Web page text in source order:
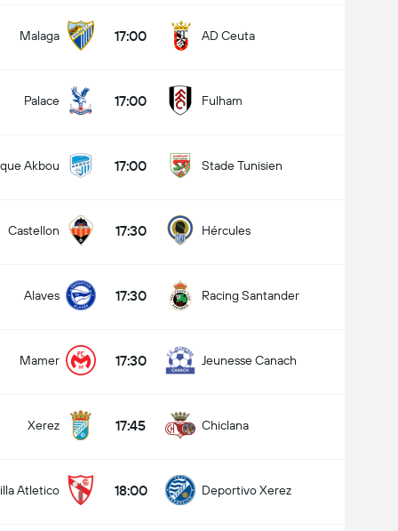
AD Ceuta
17:00
Malaga
Fulham
17:00
Palace
Stade Tunisien
17:00
Akbou
Hércules
17:30
Castellon
Racing Santander
17:30
Alaves
Jeunesse Canach
17:30
Mamer
Chiclana
17:45
Xerez
Deportivo Xerez
18:00
Atletico